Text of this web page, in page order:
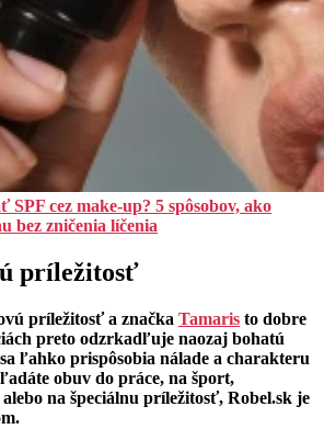
cez make-up? 5 spôsobov, ako
bez zničenia líčenia
príležitosť
príležitosť a značka Tamaris to dobre
preto odzrkadľuje naozaj bohatú
ľahko prispôsobia nálade a charakteru
obuv do práce, na šport,
na špeciálnu príležitosť, Robel.sk je